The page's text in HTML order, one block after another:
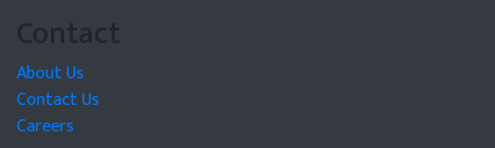
Contact
About Us
Contact Us
Careers